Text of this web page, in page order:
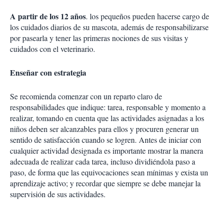
A partir de los 12 años. los pequeños pueden hacerse cargo de
los cuidados diarios de su mascota, además de responsabilizarse
por pasearla y tener las primeras nociones de sus visitas y
cuidados con el veterinario.
Enseñar con estrategia
Se recomienda comenzar con un reparto claro de
responsabilidades que indique: tarea, responsable y momento a
realizar, tomando en cuenta que las actividades asignadas a los
niños deben ser alcanzables para ellos y procuren generar un
sentido de satisfacción cuando se logren. Antes de iniciar con
cualquier actividad designada es importante mostrar la manera
adecuada de realizar cada tarea, incluso dividiéndola paso a
paso, de forma que las equivocaciones sean mínimas y exista un
aprendizaje activo; y recordar que siempre se debe manejar la
supervisión de sus actividades.